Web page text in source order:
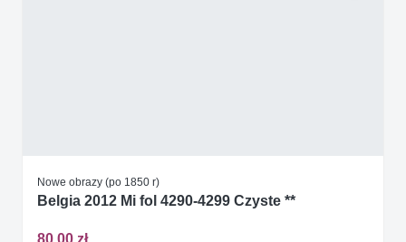
Nowe obrazy (po 1850 r)
Belgia 2012 Mi fol 4290-4299 Czyste **
80,00 zł